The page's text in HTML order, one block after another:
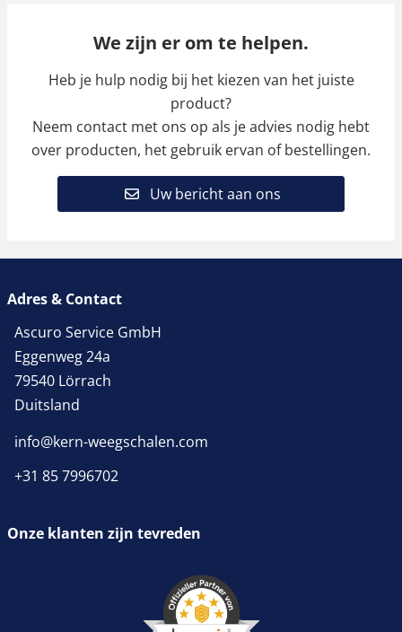
We zijn er om te helpen.
Heb je hulp nodig bij het kiezen van het juiste
product?
Neem contact met ons op als je advies nodig hebt
over producten, het gebruik ervan of bestellingen.
Uw bericht aan ons
Adres & Contact
Ascuro Service GmbH
Eggenweg 24a
79540 Lörrach
Duitsland
info@kern-weegschalen.com
+31 85 7996702
Onze klanten zijn tevreden